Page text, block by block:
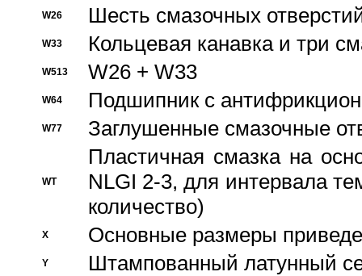
W26 Шесть смазочных
W33 Кольцевая канавка и три
W513 W26 + W33
W64 Подшипник с
W77 Заглушенные смазочные
WT
Пластичная смазка на
NLGI 2-3, для интервала
количество)
X Основные размеры
Y Штампованный латунный